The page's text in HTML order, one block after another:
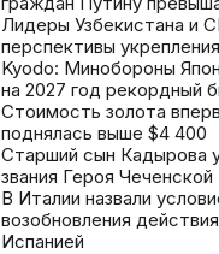
Лидеры Узбекистана и
перспективы
Kyodo: Минобороны
на 2027 год рекордный
Стоимость золота
поднялась выше $4 400
Старший сын Кадырова
звания Героя Чеченской
В Италии назвали
возобновления
Испанией